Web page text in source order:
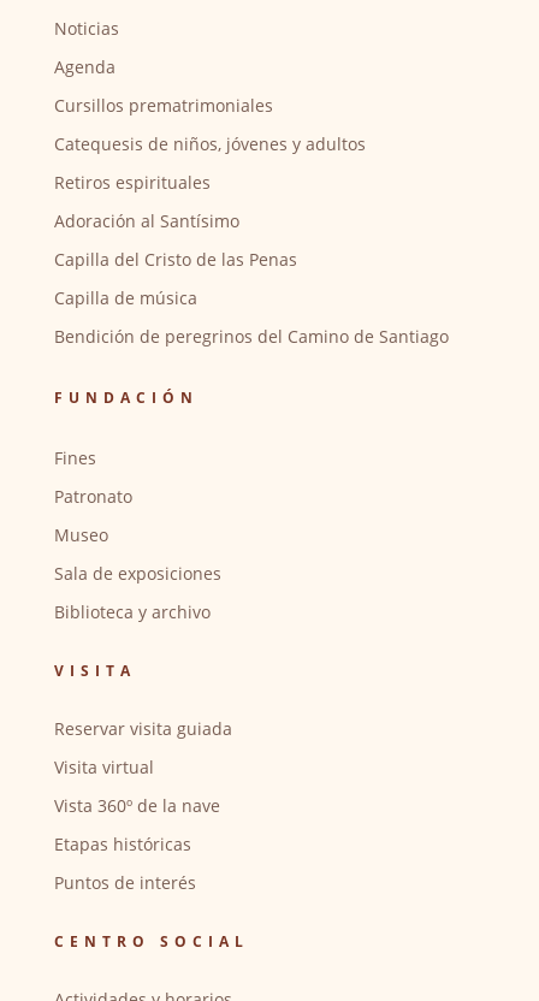
Noticias
Agenda
Cursillos prematrimoniales
Catequesis de niños, jóvenes y adultos
Retiros espirituales
Adoración al Santísimo
Capilla del Cristo de las Penas
Capilla de música
Bendición de peregrinos del Camino de Santiago
FUNDACIÓN
Fines
Patronato
Museo
Sala de exposiciones
Biblioteca y archivo
VISITA
Reservar visita guiada
Visita virtual
Vista 360º de la nave
Etapas históricas
Puntos de interés
CENTRO SOCIAL